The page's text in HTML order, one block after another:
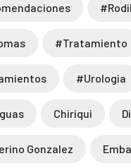
#tratamiento
#urologia
Chiriqui
Gonzalez